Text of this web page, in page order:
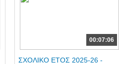
00:07:06
ΣΧΟΛΙΚΟ ΕΤΟΣ 2025-26 -